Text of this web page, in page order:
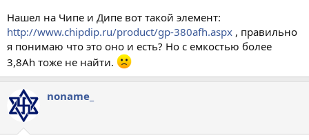
Нашел на Чипе и Дипе вот такой элемент:
http://www.chipdip.ru/product/gp-380afh.aspx , правильно
я понимаю что это оно и есть? Но с емкостью более
3,8Ah тоже не найти.
noname_